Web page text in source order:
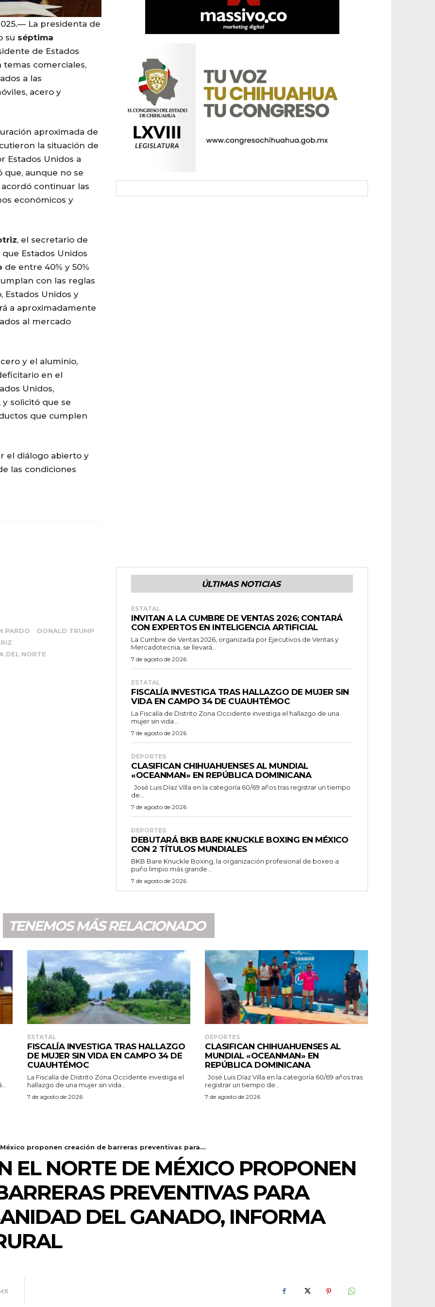
La presidenta de
su séptima
de Estados
temas comerciales,
a las
acero y
aproximada de
la situación de
Estados Unidos a
que, aunque no se
continuar las
económicos y
, el secretario de
Estados Unidos
de entre 40% y 50%
con las reglas
Estados Unidos y
a aproximadamente
al mercado
y el aluminio,
en el
Unidos,
solicitó que se
que cumplen
el diálogo abierto y
las condiciones
PARDO
DONALD TRUMP
DEL NORTE
ÚLTIMAS NOTICIAS
ESTATAL
INVITAN A LA CUMBRE DE VENTAS 2026; CONTARÁ
CON EXPERTOS EN INTELIGENCIA ARTIFICIAL
La Cumbre de Ventas 2026, organizada por Ejecutivos de Ventas y
Mercadotecnia, se llevará...
7 de agosto de 2026
ESTATAL
FISCALÍA INVESTIGA TRAS HALLAZGO DE MUJER SIN
VIDA EN CAMPO 34 DE CUAUHTÉMOC
La Fiscalía de Distrito Zona Occidente investiga el hallazgo de una
mujer sin vida...
7 de agosto de 2026
DEPORTES
CLASIFICAN CHIHUAHUENSES AL MUNDIAL
«OCEANMAN» EN REPÚBLICA DOMINICANA
de...
7 de agosto de 2026
DEPORTES
DEBUTARÁ BKB BARE KNUCKLE BOXING EN MÉXICO
CON 2 TÍTULOS MUNDIALES
BKB Bare Knuckle Boxing, la organización profesional de boxeo a
puño limpio más grande...
7 de agosto de 2026
TENEMOS MÁS RELACIONADO
ESTATAL
FISCALÍA INVESTIGA TRAS HALLAZGO
DE MUJER SIN VIDA EN CAMPO 34 DE
CUAUHTÉMOC
La Fiscalía de Distrito Zona Occidente investiga el
hallazgo de una mujer sin vida...
7 de agosto de 2026
DEPORTES
CLASIFICAN CHIHUAHUENSES AL
MUNDIAL «OCEANMAN» EN
REPÚBLICA DOMINICANA
registrar un tiempo de...
7 de agosto de 2026